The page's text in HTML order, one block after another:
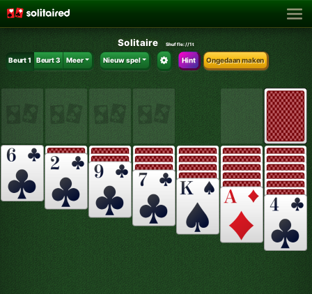
Solitaire Shuffle://1t
Beurt 1 Beurt 3 Meer Nieuw spel Hint Ongedaan maken